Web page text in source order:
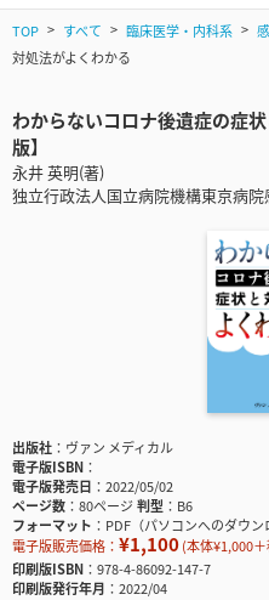
TOP すべて 臨床医学・内科系
対処法がよくわかる
わからないコロナ後遺症の症
版】
永井 英明(著)
独立行政法人国立病院機構東京病
出版社
ヴァン メディカル
電子版ISBN
電子版発売日
2022/05/02
ページ数
80ページ判型
B6
フォーマット
PDF（パソコンへのダウン
電子版販売価格： ¥1,100(本体¥1,000
印刷版ISBN
978-4-86092-147-7
印刷版発行年月
2022/04